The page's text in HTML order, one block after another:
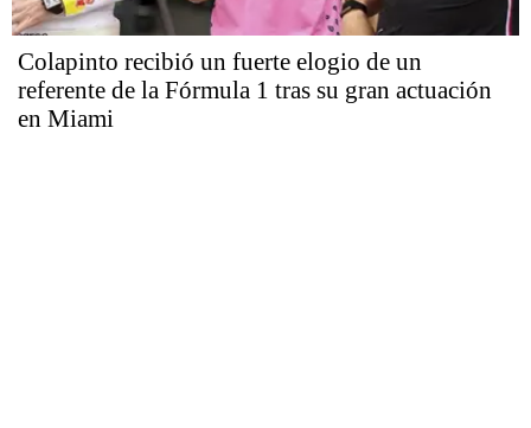
Colapinto recibió un fuerte elogio de un
referente de la Fórmula 1 tras su gran actuación
en Miami